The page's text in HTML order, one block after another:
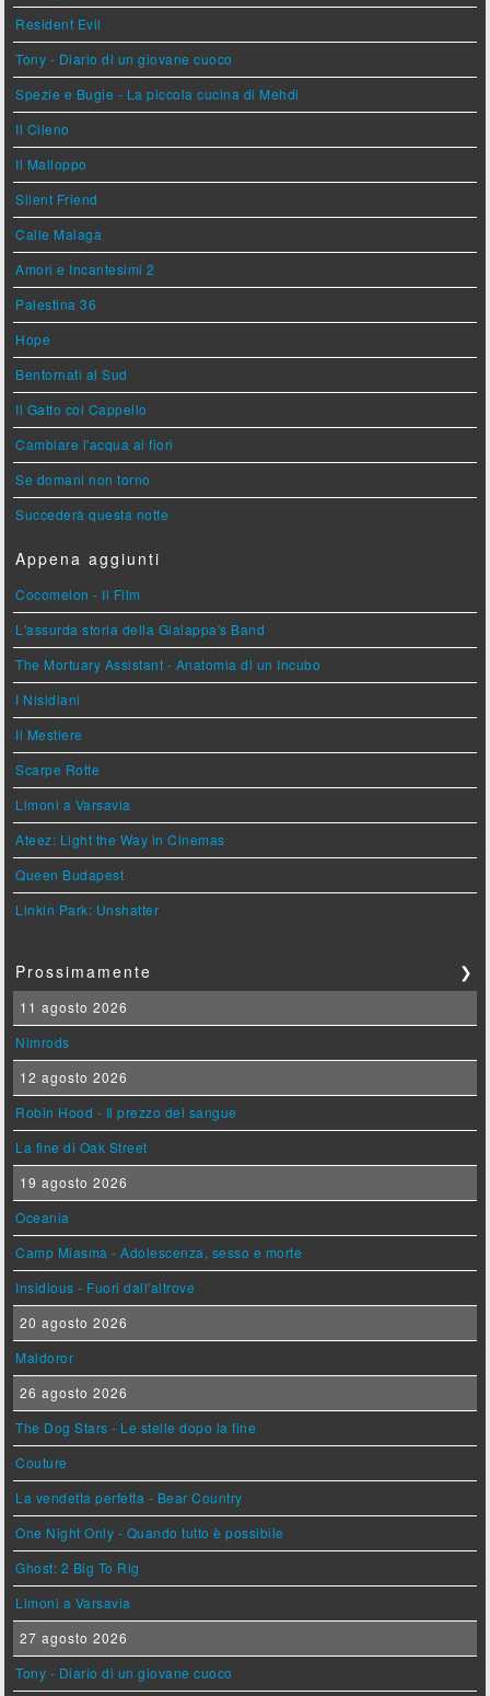
Resident Evil
Tony - Diario di un giovane cuoco
Spezie e Bugie - La piccola cucina di Mehdi
Il Cileno
Il Malloppo
Silent Friend
Calle Malaga
Amori e Incantesimi 2
Palestina 36
Hope
Bentornati al Sud
Il Gatto col Cappello
Cambiare l'acqua ai fiori
Se domani non torno
Succederà questa notte
Appena aggiunti
Cocomelon - Il Film
L'assurda storia della Gialappa's Band
The Mortuary Assistant - Anatomia di un Incubo
I Nisidiani
Il Mestiere
Scarpe Rotte
Limoni a Varsavia
Ateez: Light the Way in Cinemas
Queen Budapest
Linkin Park: Unshatter
Prossimamente ❯
11 agosto 2026
Nimrods
12 agosto 2026
Robin Hood - Il prezzo del sangue
La fine di Oak Street
19 agosto 2026
Oceania
Camp Miasma - Adolescenza, sesso e morte
Insidious - Fuori dall'altrove
20 agosto 2026
Maldoror
26 agosto 2026
The Dog Stars - Le stelle dopo la fine
Couture
La vendetta perfetta - Bear Country
One Night Only - Quando tutto è possibile
Ghost: 2 Big To Rig
Limoni a Varsavia
27 agosto 2026
Tony - Diario di un giovane cuoco